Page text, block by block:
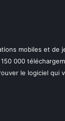
mobiles et de
000
le logiciel qui